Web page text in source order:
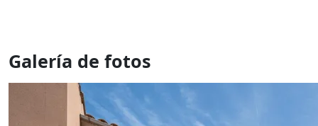
Galería de fotos